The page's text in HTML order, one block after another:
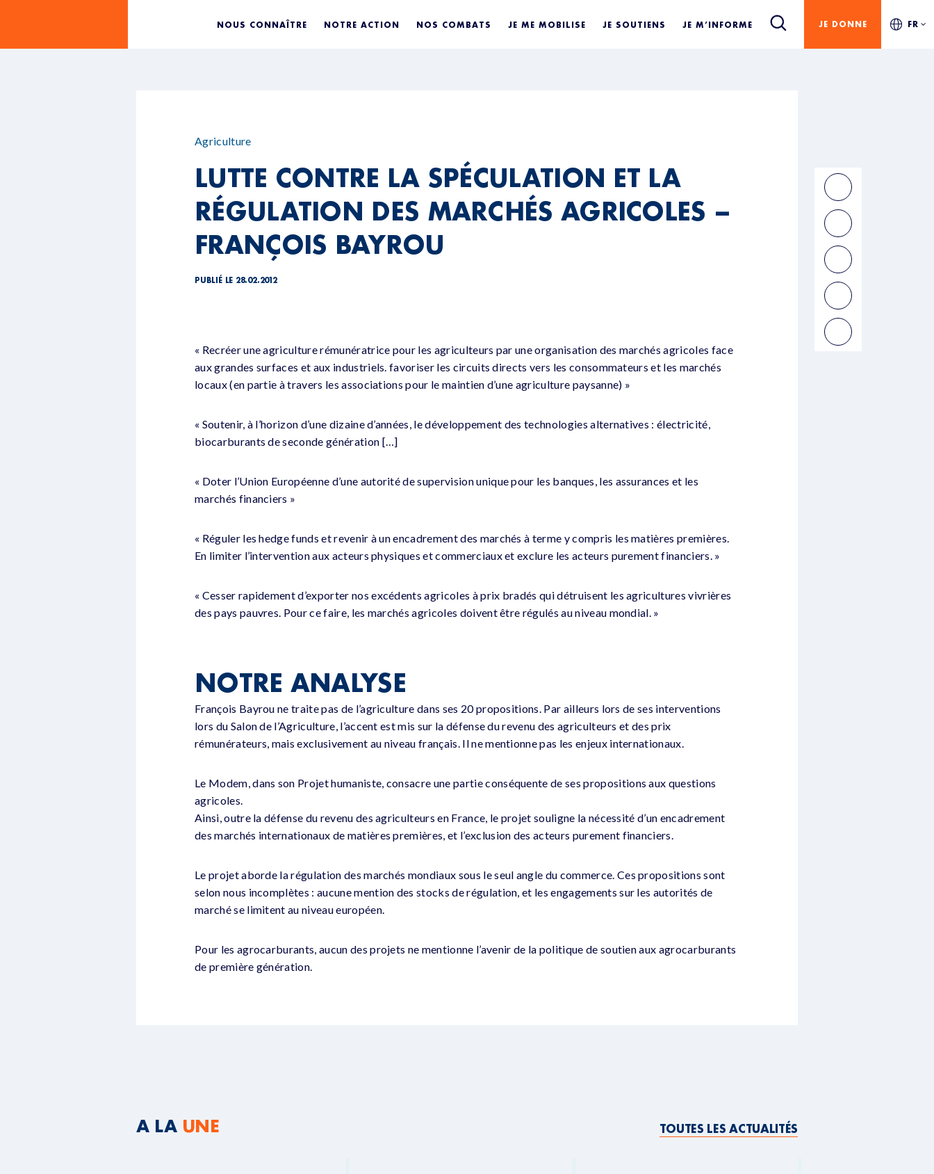
NOUS CONNAÎTRE NOTRE ACTION NOS COMBATS JE ME MOBILISE JE SOUTIENS JE M’INFORME JE DONNE FR
Agriculture
LUTTE CONTRE LA SPÉCULATION ET LA
RÉGULATION DES MARCHÉS AGRICOLES –
FRANÇOIS BAYROU
PUBLIÉ LE 28.02.2012
« Recréer une agriculture rémunératrice pour les agriculteurs par une organisation des marchés agricoles face
aux grandes surfaces et aux industriels. favoriser les circuits directs vers les consommateurs et les marchés
locaux (en partie à travers les associations pour le maintien d’une agriculture paysanne) »
« Soutenir, à l’horizon d’une dizaine d’années, le développement des technologies alternatives : électricité,
biocarburants de seconde génération […]
« Doter l’Union Européenne d’une autorité de supervision unique pour les banques, les assurances et les
marchés financiers »
« Réguler les hedge funds et revenir à un encadrement des marchés à terme y compris les matières premières.
En limiter l’intervention aux acteurs physiques et commerciaux et exclure les acteurs purement financiers. »
« Cesser rapidement d’exporter nos excédents agricoles à prix bradés qui détruisent les agricultures vivrières
des pays pauvres. Pour ce faire, les marchés agricoles doivent être régulés au niveau mondial. »
NOTRE ANALYSE
François Bayrou ne traite pas de l’agriculture dans ses 20 propositions. Par ailleurs lors de ses interventions
lors du Salon de l’Agriculture, l’accent est mis sur la défense du revenu des agriculteurs et des prix
rémunérateurs, mais exclusivement au niveau français. Il ne mentionne pas les enjeux internationaux.
Le Modem, dans son Projet humaniste, consacre une partie conséquente de ses propositions aux questions
agricoles.
Ainsi, outre la défense du revenu des agriculteurs en France, le projet souligne la nécessité d’un encadrement
des marchés internationaux de matières premières, et l’exclusion des acteurs purement financiers.
Le projet aborde la régulation des marchés mondiaux sous le seul angle du commerce. Ces propositions sont
selon nous incomplètes : aucune mention des stocks de régulation, et les engagements sur les autorités de
marché se limitent au niveau européen.
Pour les agrocarburants, aucun des projets ne mentionne l’avenir de la politique de soutien aux agrocarburants
de première génération.
A LA UNE TOUTES LES ACTUALITÉS